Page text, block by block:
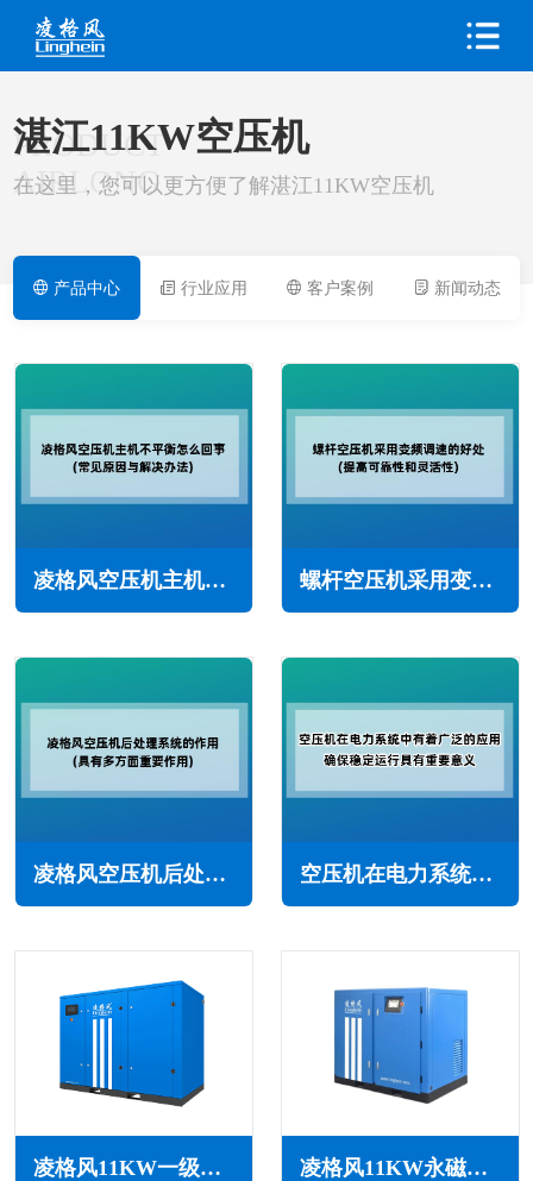
PRODUCT
AIRLONG
湛江11KW空压机
在这里，您可以更方便了解湛江11KW空压机
产品中心 行业应用 客户案例 新闻动态
凌格风空压机主机不平衡怎么回事(常见原因与解决办法) 螺杆空压机采用变频调速的好处(提高可靠性和灵活性)
凌格风空压机后处理系统的作用与重要性(具有多方面重要作用) 空压机在电力系统中有着广泛的应用，确保稳定运行具有重要意义
凌格风11KW一级能效永磁变频空压机LCH系列 凌格风11KW永磁变频无油水润滑空压机LSW PM系列